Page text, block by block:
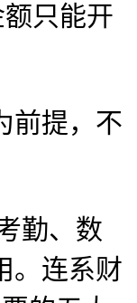
只能开
前提，不
勤、数
。连系财